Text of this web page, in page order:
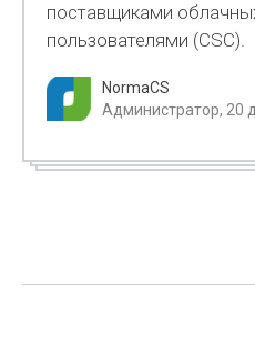
поставщиками
пользователями (CSC).
NormaCS
Администратор, 20